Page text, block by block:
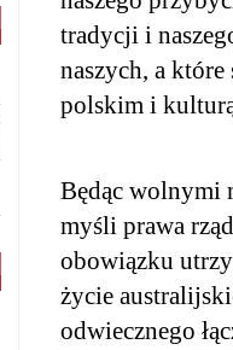
tradycji i
naszych, a
polskim i
Będąc wolnymi
myśli prawa
obowiązku
życie
odwiecznego